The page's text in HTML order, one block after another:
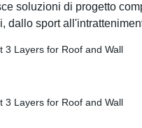
soluzioni di progetto
sport